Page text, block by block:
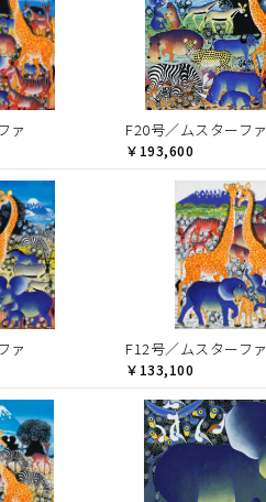
ァ F20号／ムスターファ
￥193,600
ァ F12号／ムスターファ
￥133,100